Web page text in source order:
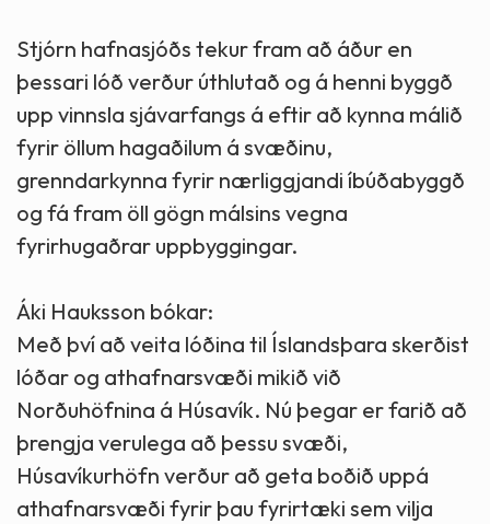
Stjórn hafnasjóðs tekur fram að áður en
þessari lóð verður úthlutað og á henni byggð
upp vinnsla sjávarfangs á eftir að kynna málið
fyrir öllum hagaðilum á svæðinu,
grenndarkynna fyrir nærliggjandi íbúðabyggð
og fá fram öll gögn málsins vegna
fyrirhugaðrar uppbyggingar.
Áki Hauksson bókar:
Með því að veita lóðina til Íslandsþara skerðist
lóðar og athafnarsvæði mikið við
Norðuhöfnina á Húsavík. Nú þegar er farið að
þrengja verulega að þessu svæði,
Húsavíkurhöfn verður að geta boðið uppá
athafnarsvæði fyrir þau fyrirtæki sem vilja